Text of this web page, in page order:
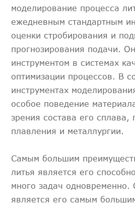
моделирование процесса
ежедневным стандартным
оценки стробирования и
прогнозирования подачи.
инструментом в системах
оптимизации процессов. В
инструментах
особое поведение
зрения состава его сплава,
плавления и металлургии.
Самым большим
литья является его
много задач одновременно.
является его самым